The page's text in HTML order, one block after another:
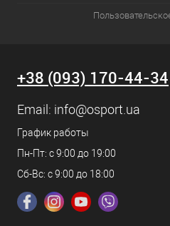
+38 (093) 170-44-34
Email: info@osport.ua
График работы
Пн-Пт: с 9:00 до 19:00
Сб-Вс: с 9:00 до 18:00